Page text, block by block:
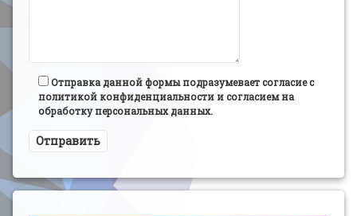
Отправка данной формы подразумевает согласие с
политикой конфиденциальности и согласием на
обработку персональных данных.